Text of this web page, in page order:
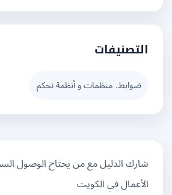
التصنيفات
ضوابط. منظمات و أنظمة تحكم
شارك الدليل مع من يحتاج الوصول السريع
الأعمال في الكويت